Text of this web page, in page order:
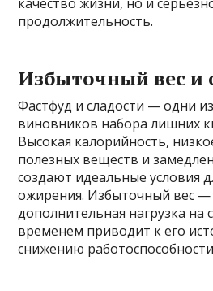
продолжительность.
Избыточный вес и
Фастфуд и сладости — одни
виновников набора лишних
Высокая калорийность,
полезных веществ и
создают идеальные условия
ожирения. Избыточный вес —
дополнительная нагрузка на
временем приводит к его
снижению